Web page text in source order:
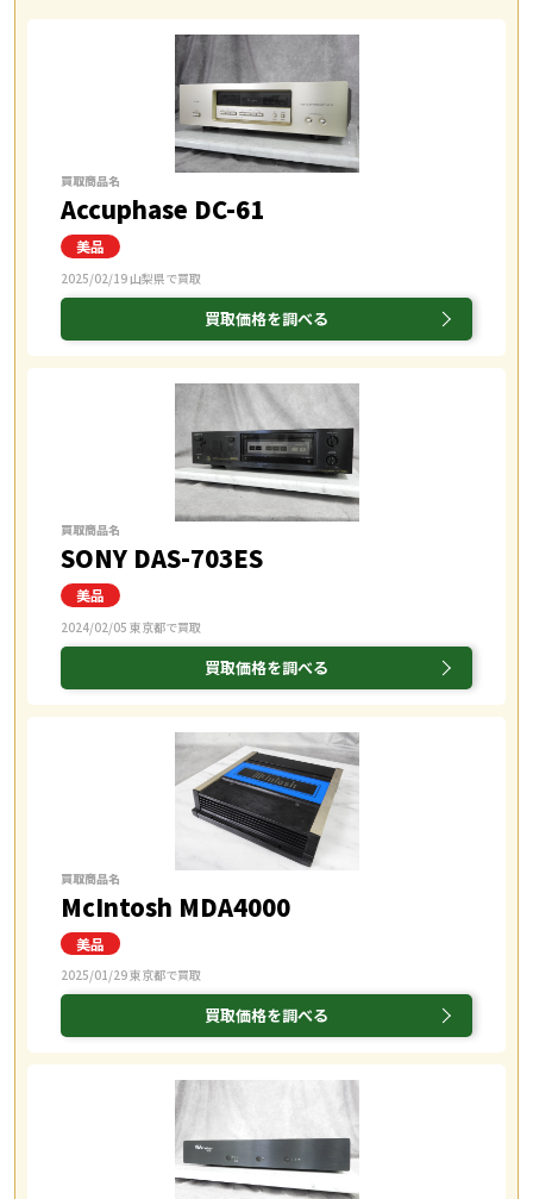
買取商品名
Accuphase DC-61
2025/02/19 山梨県で買取
買取価格を調べる
買取商品名
SONY DAS-703ES
2024/02/05 東京都で買取
買取価格を調べる
買取商品名
McIntosh MDA4000
2025/01/29 東京都で買取
買取価格を調べる